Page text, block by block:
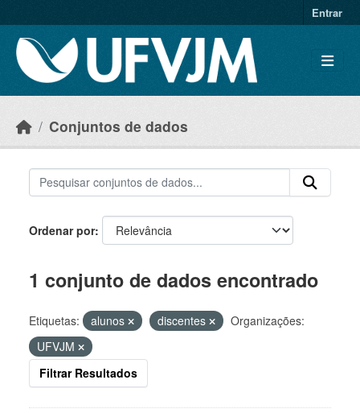
Entrar
Conjuntos de dados
Ordenar por
1 conjunto de dados encontrado
Etiquetas: alunos discentes
Organizações:
UFVJM
Filtrar Resultados